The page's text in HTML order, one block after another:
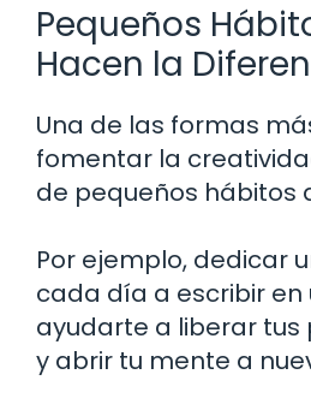
Pequeños
Hacen la
Una de las formas
fomentar la
de pequeños hábitos
Por ejemplo, dedicar
cada día a escribir en
ayudarte a liberar tus
y abrir tu mente a